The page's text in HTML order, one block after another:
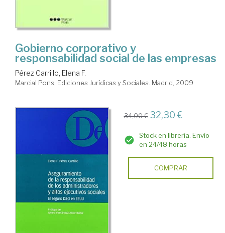
Gobierno corporativo y
responsabilidad social de las empresas
Pérez Carrillo, Elena F.
Marcial Pons, Ediciones Jurídicas y Sociales. Madrid, 2009
34,00 € 32,30 €
Stock en librería. Envío
en 24/48 horas
COMPRAR